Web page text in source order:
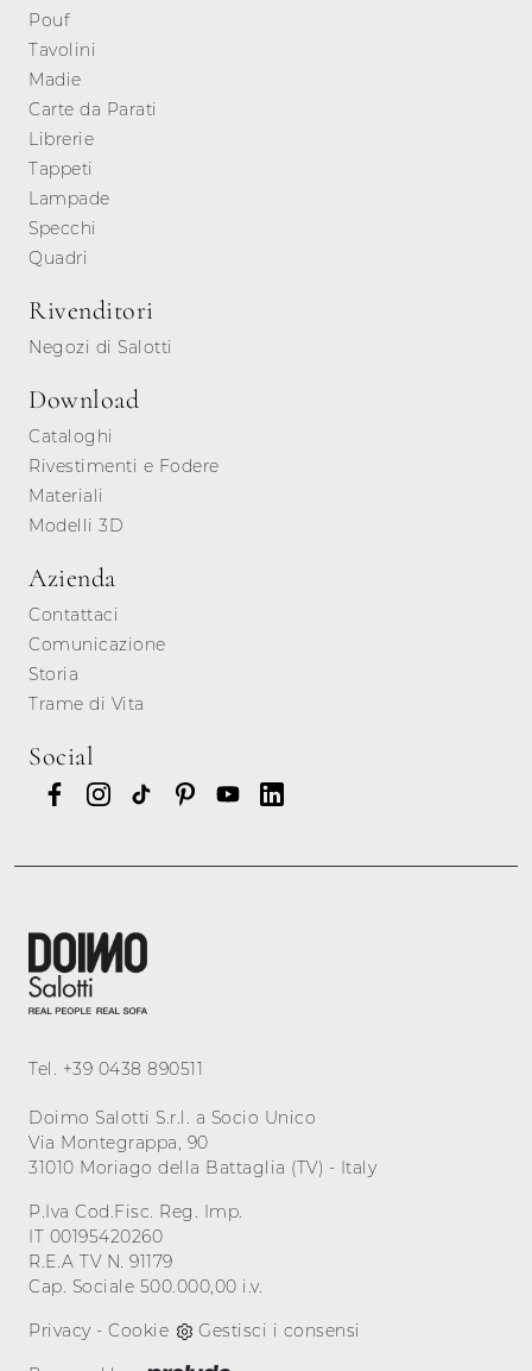
Pouf
Tavolini
Madie
Carte da Parati
Librerie
Tappeti
Lampade
Specchi
Quadri
Rivenditori
Negozi di Salotti
Download
Cataloghi
Rivestimenti e Fodere
Materiali
Modelli 3D
Azienda
Contattaci
Comunicazione
Storia
Trame di Vita
Social
Tel. +39 0438 890511
Doimo Salotti S.r.l. a Socio Unico
Via Montegrappa, 90
31010 Moriago della Battaglia (TV) - Italy
P.Iva Cod.Fisc. Reg. Imp.
IT 00195420260
R.E.A TV N. 91179
Cap. Sociale 500.000,00 i.v.
Privacy - Cookie Gestisci i consensi